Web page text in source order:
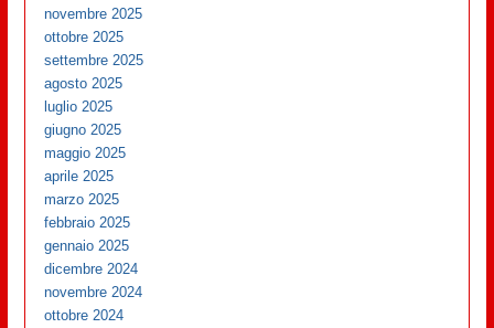
novembre 2025
ottobre 2025
settembre 2025
agosto 2025
luglio 2025
giugno 2025
maggio 2025
aprile 2025
marzo 2025
febbraio 2025
gennaio 2025
dicembre 2024
novembre 2024
ottobre 2024